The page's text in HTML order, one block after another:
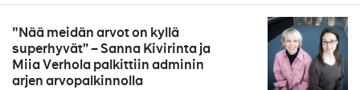
"Nää meidän arvot on kyllä
superhyvät” – Sanna Kivirinta ja
Miia Verhola palkittiin adminin
arjen arvopalkinnolla